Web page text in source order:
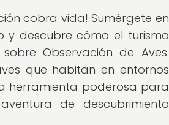
cobra vida! Sumérgete en
y descubre cómo el turismo
Observación de Aves.
que habitan en entornos
herramienta poderosa para
de descubrimiento